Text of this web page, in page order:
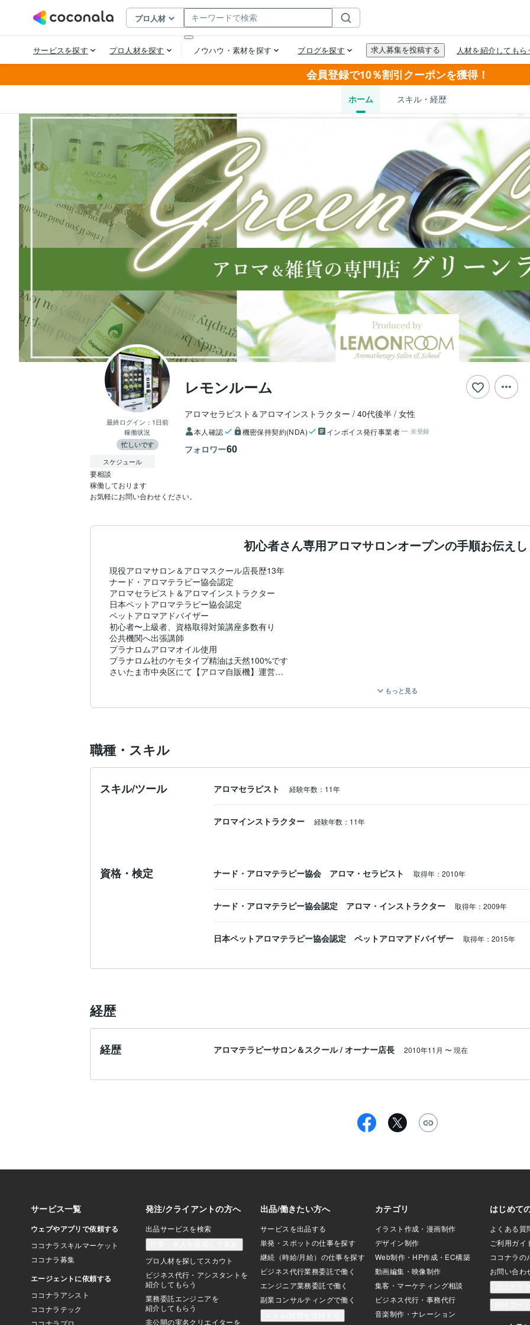
会員登録で10％割引クーポンを獲得！
ホーム スキル・経歴
最終ログイン： 1日前
稼働状況
忙しいです
レモンルーム
アロマセラピスト＆アロマインストラクター 40代後半 女性
本人確認 機密保持契約(NDA) インボイス発行事業者 未登録
フォロワー60
スケジュール
要相談
稼働しております
お気軽にお問い合わせください。
初心者さん専用アロマサロンオープンの手順お伝え
現役アロマサロン＆アロマスクール店長歴13年
ナード・アロマテラピー協会認定
アロマセラピスト＆アロマインストラクター
日本ペットアロマテラピー協会認定
ペットアロマアドバイザー
初心者〜上級者、資格取得対策講座多数有り
公共機関へ出張講師
プラナロムアロマオイル使用
プラナロム社のケモタイプ精油は天然100%です
さいたま市中央区にて【アロマ自販機】運営
アロマトリートメント・アロマリフレクソロジー
もっと見る
職種・スキル
スキル/ツール アロマセラピスト 経験年数：11年
アロマインストラクター 経験年数：11年
資格・検定 ナード・アロマテラピー協会 アロマ・セラピスト 取得年：2010年
ナード・アロマテラピー協会認定 アロマ・インストラクター 取得年：2009年
日本ペットアロマテラピー協会認定 ペットアロマアドバイザー 取得年：2015年
経歴
経歴 アロマテラピーサロン＆スクール/ オーナー店長 2010年11月 〜現在